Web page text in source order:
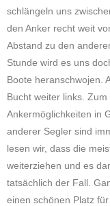
schlängeln uns
den Anker recht weit
Abstand zu den
Stunde wird es uns
Boote heranschwojen.
Bucht weiter links.
Ankermöglichkeiten in
anderer Segler sind
lesen wir, dass die
weiterziehen und es
tatsächlich der Fall.
einen schönen Platz